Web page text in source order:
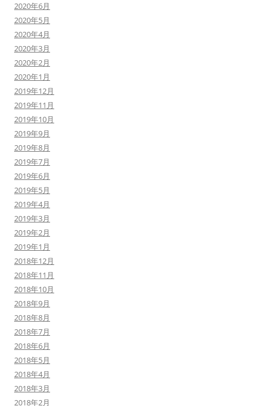
2020年6月
2020年5月
2020年4月
2020年3月
2020年2月
2020年1月
2019年12月
2019年11月
2019年10月
2019年9月
2019年8月
2019年7月
2019年6月
2019年5月
2019年4月
2019年3月
2019年2月
2019年1月
2018年12月
2018年11月
2018年10月
2018年9月
2018年8月
2018年7月
2018年6月
2018年5月
2018年4月
2018年3月
2018年2月